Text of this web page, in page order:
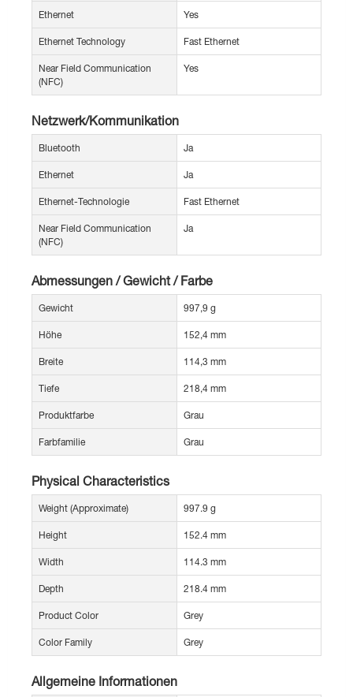
Ethernet Yes
Ethernet Technology Fast Ethernet
Near Field Communication
(NFC)
Yes
Netzwerk/Kommunikation
Bluetooth Ja
Ethernet Ja
Ethernet-Technologie Fast Ethernet
Near Field Communication
(NFC)
Ja
Abmessungen / Gewicht / Farbe
Gewicht 997,9 g
Höhe 152,4 mm
Breite 114,3 mm
Tiefe 218,4 mm
Produktfarbe Grau
Farbfamilie Grau
Physical Characteristics
Weight (Approximate) 997.9 g
Height 152.4 mm
Width 114.3 mm
Depth 218.4 mm
Product Color Grey
Color Family Grey
Allgemeine Informationen